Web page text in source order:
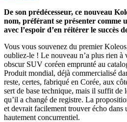
De son prédécesseur, ce nouveau
nom, préférant se présenter comme
avec l’espoir d’en réitérer le succès
Vous vous souvenez du premier
oubliez-le ! Le nouveau n’a plus rien à
obscur SUV coréen emprunté au
Produit mondial, déjà commercialisé
reste, certes, fabriqué en Corée, aux
sert de base technique, mais il suffit de
qu’il a changé de registre. La
et devrait facilement trouver écho dans
hautement concurrentiel.